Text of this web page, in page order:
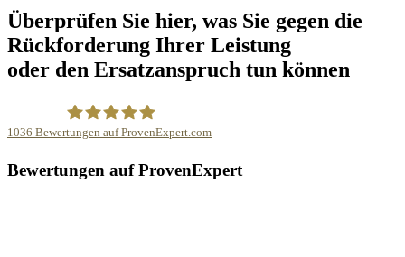
Überprüfen Sie hier, was Sie gegen die
Rückforderung Ihrer Leistung
oder den Ersatzanspruch tun können
Rechtsanwalt Imanuel Schulz
1036 Bewertungen auf ProvenExpert.com
Bewertungen auf ProvenExpert